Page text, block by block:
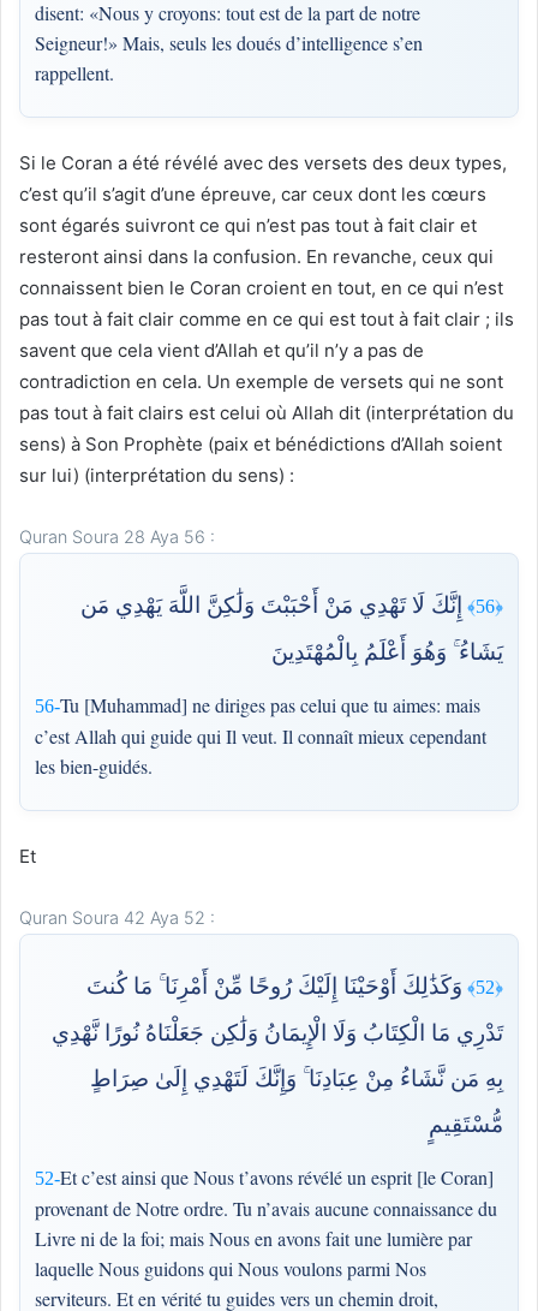
disent: «Nous y croyons: tout est de la part de notre
Seigneur!» Mais, seuls les doués d’intelligence s’en
rappellent.
Si le Coran a été révélé avec des versets des deux types,
c’est qu’il s’agit d’une épreuve, car ceux dont les cœurs
sont égarés suivront ce qui n’est pas tout à fait clair et
resteront ainsi dans la confusion. En revanche, ceux qui
connaissent bien le Coran croient en tout, en ce qui n’est
pas tout à fait clair comme en ce qui est tout à fait clair ; ils
savent que cela vient d’Allah et qu’il n’y a pas de
contradiction en cela. Un exemple de versets qui ne sont
pas tout à fait clairs est celui où Allah dit (interprétation du
sens) à Son Prophète (paix et bénédictions d’Allah soient
sur lui) (interprétation du sens) :
Quran Soura 28 Aya 56 :
﴿56﴾
إِنَّكَ لَا تَهْدِي مَنْ أَحْبَبْتَ وَلَٰكِنَّ اللَّهَ يَهْدِي مَن
يَشَاءُ ۚ وَهُوَ أَعْلَمُ بِالْمُهْتَدِينَ
56-Tu [Muhammad] ne diriges pas celui que tu aimes: mais
c’est Allah qui guide qui Il veut. Il connaît mieux cependant
les bien-guidés.
Et
Quran Soura 42 Aya 52 :
﴿52﴾
وَكَذَٰلِكَ أَوْحَيْنَا إِلَيْكَ رُوحًا مِّنْ أَمْرِنَا ۚ مَا كُنتَ
تَدْرِي مَا الْكِتَابُ وَلَا الْإِيمَانُ وَلَٰكِن جَعَلْنَاهُ نُورًا نَّهْدِي
بِهِ مَن نَّشَاءُ مِنْ عِبَادِنَا ۚ وَإِنَّكَ لَتَهْدِي إِلَىٰ صِرَاطٍ
مُّسْتَقِيمٍ
52-Et c’est ainsi que Nous t’avons révélé un esprit [le Coran]
provenant de Notre ordre. Tu n’avais aucune connaissance du
Livre ni de la foi; mais Nous en avons fait une lumière par
laquelle Nous guidons qui Nous voulons parmi Nos
serviteurs. Et en vérité tu guides vers un chemin droit,